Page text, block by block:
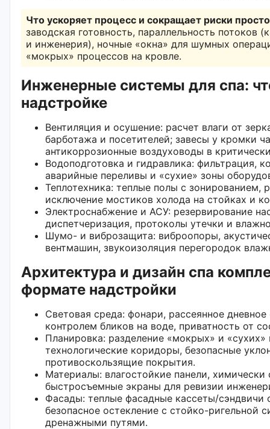
Что ускоряет процесс и сокращает риски
заводская готовность, параллельность потоков
и инженерия), ночные «окна» для шумных
«мокрых» процессов на кровле.
Инженерные системы для спа:
надстройке
Вентиляция и осушение: расчет влаги от
барботажа и посетителей; завесы у кромки
антикоррозионные воздуховоды в
Водоподготовка и гидравлика: фильтрация,
аварийные переливы и «сухие» зоны
Теплотехника: теплые полы с зонированием,
исключение мостиков холода на стойках и
Электроснабжение и АСУ: резервирование
диспетчеризация, протоколы утечки и
Шумо- и виброзащита: виброопоры,
вентмашин, звукоизоляция перегородок
Архитектура и дизайн спа
формате надстройки
Световая среда: фонари, рассеянное
контролем бликов на воде, приватность от
Планировка: разделение «мокрых» и
технологические коридоры, безопасные
противоскользящие покрытия.
Материалы: влагостойкие панели,
быстросъемные экраны для ревизии
Фасады: теплые фасадные кассеты/сэндвичи
безопасное остекление с стойко-ригельной
дренажными путями.